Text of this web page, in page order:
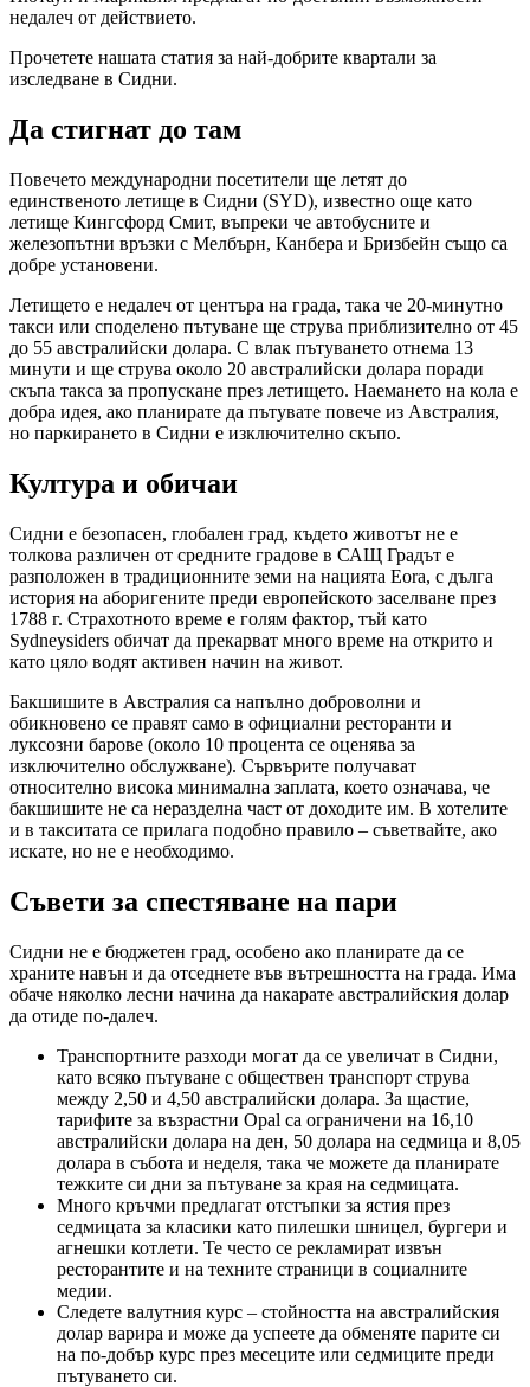
недалеч от действието.
Прочетете нашата статия за най-добрите квартали за
изследване в Сидни.
Да стигнат до там
Повечето международни посетители ще летят до
единственото летище в Сидни (SYD), известно още като
летище Кингсфорд Смит, въпреки че автобусните и
железопътни връзки с Мелбърн, Канбера и Бризбейн също са
добре установени.
Летището е недалеч от центъра на града, така че 20-минутно
такси или споделено пътуване ще струва приблизително от 45
до 55 австралийски долара. С влак пътуването отнема 13
минути и ще струва около 20 австралийски долара поради
скъпа такса за пропускане през летището. Наемането на кола е
добра идея, ако планирате да пътувате повече из Австралия,
но паркирането в Сидни е изключително скъпо.
Култура и обичаи
Сидни е безопасен, глобален град, където животът не е
толкова различен от средните градове в САЩ Градът е
разположен в традиционните земи на нацията Eora, с дълга
история на аборигените преди европейското заселване през
1788 г. Страхотното време е голям фактор, тъй като
Sydneysiders обичат да прекарват много време на открито и
като цяло водят активен начин на живот.
Бакшишите в Австралия са напълно доброволни и
обикновено се правят само в официални ресторанти и
луксозни барове (около 10 процента се оценява за
изключително обслужване). Сървърите получават
относително висока минимална заплата, което означава, че
бакшишите не са неразделна част от доходите им. В хотелите
и в такситата се прилага подобно правило – съветвайте, ако
искате, но не е необходимо.
Съвети за спестяване на пари
Сидни не е бюджетен град, особено ако планирате да се
храните навън и да отседнете във вътрешността на града. Има
обаче няколко лесни начина да накарате австралийския долар
да отиде по-далеч.
Транспортните разходи могат да се увеличат в Сидни,
като всяко пътуване с обществен транспорт струва
между 2,50 и 4,50 австралийски долара. За щастие,
тарифите за възрастни Opal са ограничени на 16,10
австралийски долара на ден, 50 долара на седмица и 8,05
долара в събота и неделя, така че можете да планирате
тежките си дни за пътуване за края на седмицата.
Много кръчми предлагат отстъпки за ястия през
седмицата за класики като пилешки шницел, бургери и
агнешки котлети. Те често се рекламират извън
ресторантите и на техните страници в социалните
медии.
Следете валутния курс – стойността на австралийския
долар варира и може да успеете да обменяте парите си
на по-добър курс през месеците или седмиците преди
пътуването си.